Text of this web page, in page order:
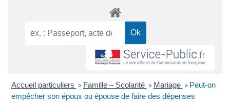
Accueil particuliers > Famille – Scolarité > Mariage > Peut-on
empêcher son époux ou épouse de faire des dépenses